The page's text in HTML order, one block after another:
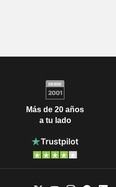
Más de 20 años
a tu lado